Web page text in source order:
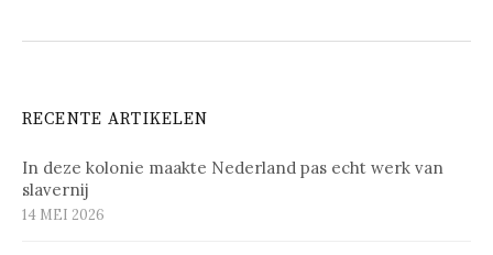
RECENTE ARTIKELEN
In deze kolonie maakte Nederland pas echt werk van
slavernij
14 MEI 2026